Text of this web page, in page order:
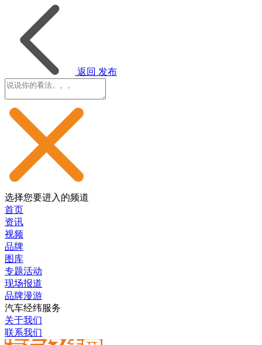
返回 发布
选择您要进入的频道
首页
资讯
视频
品牌
图库
专题活动
现场报道
品牌漫游
汽车经纬服务
关于我们
联系我们